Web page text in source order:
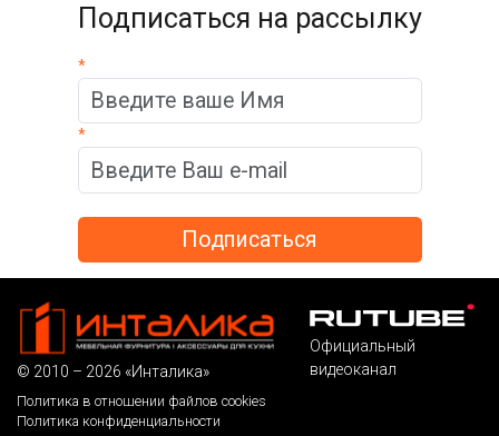
Подписаться на рассылку
*
*
© 2010 – 2026 «Инталика»
Политика в отношении файлов cookies
Политика конфиденциальности
Официальный
видеоканал